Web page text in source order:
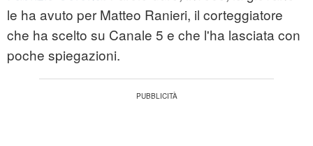
le ha avuto per Matteo Ranieri, il corteggiatore
che ha scelto su Canale 5 e che l'ha lasciata con
poche spiegazioni.